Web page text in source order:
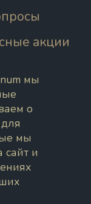
акции
мы
о
мы
сайт и